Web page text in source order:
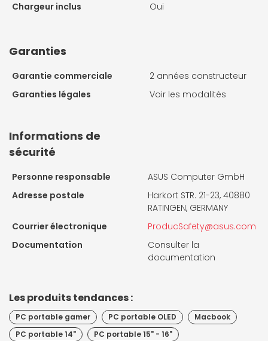
Chargeur inclus Oui
Garanties
Garantie commerciale
2 années constructeur
Garanties légales
Voir les modalités
Informations de
sécurité
Personne responsable
ASUS Computer GmbH
Adresse postale
Harkort STR. 21-23, 40880
RATINGEN, GERMANY
Courrier électronique
ProducSafety@asus.com
Documentation
Consulter la
documentation
Les produits tendances :
PC portable gamer PC portable OLED
Macbook
PC portable 14"
PC portable 15" - 16"